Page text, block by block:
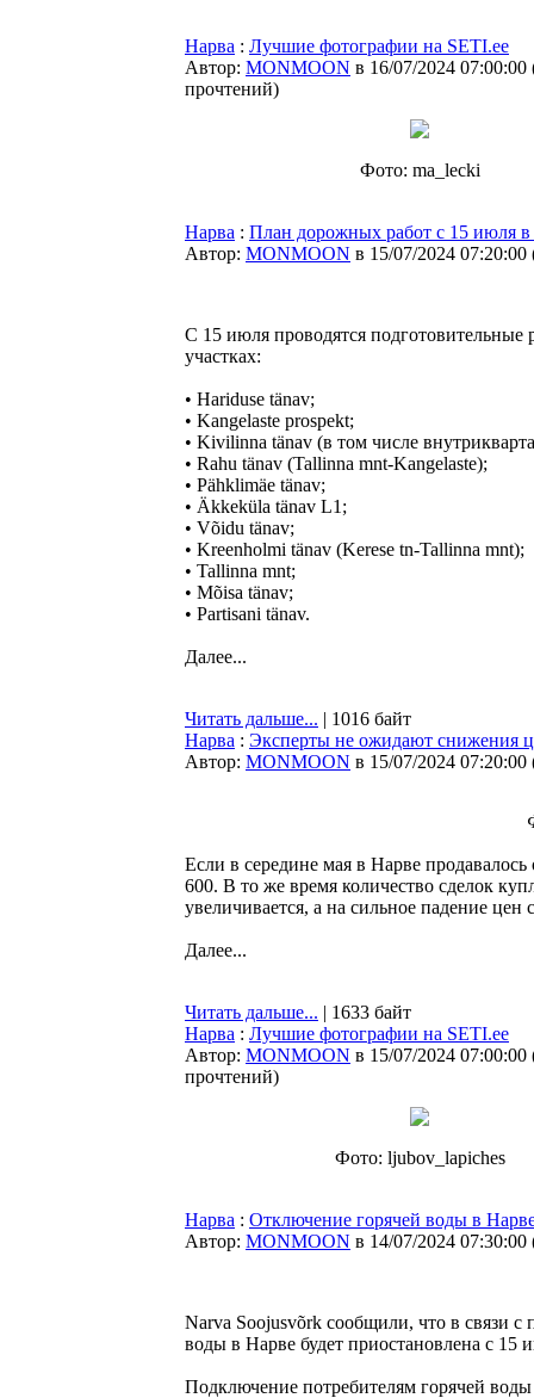
Нарва : Лучшие фотографии на SETI.ee
Автор: MONMOON в 16/07/2024 07:00:00
прочтений)
Фото: ma_lecki
Нарва : План дорожных работ с 15 июля
Автор: MONMOON в 15/07/2024 07:20:00
С 15 июля проводятся
участках:
• Hariduse tänav;
• Kangelaste prospekt;
• Kivilinna tänav (в том числе
• Rahu tänav (Tallinna mnt-Kangelaste);
• Pähklimäe tänav;
• Äkkeküla tänav L1;
• Võidu tänav;
• Kreenholmi tänav (Kerese tn-Tallinna mnt);
• Tallinna mnt;
• Mõisa tänav;
• Partisani tänav.
Далее...
Читать дальше... | 1016 байт
Нарва : Эксперты не ожидают снижения
Автор: MONMOON в 15/07/2024 07:20:00
Если в середине мая в Нарве
600. В то же время количество сделок
увеличивается, а на сильное падение
Далее...
Читать дальше... | 1633 байт
Нарва : Лучшие фотографии на SETI.ee
Автор: MONMOON в 15/07/2024 07:00:00
прочтений)
Фото: ljubov_lapiches
Нарва : Отключение горячей воды в
Автор: MONMOON в 14/07/2024 07:30:00
Narva Soojusvõrk сообщили, что в связи с
воды в Нарве будет приостановлена с 15
Подключение потребителям горячей